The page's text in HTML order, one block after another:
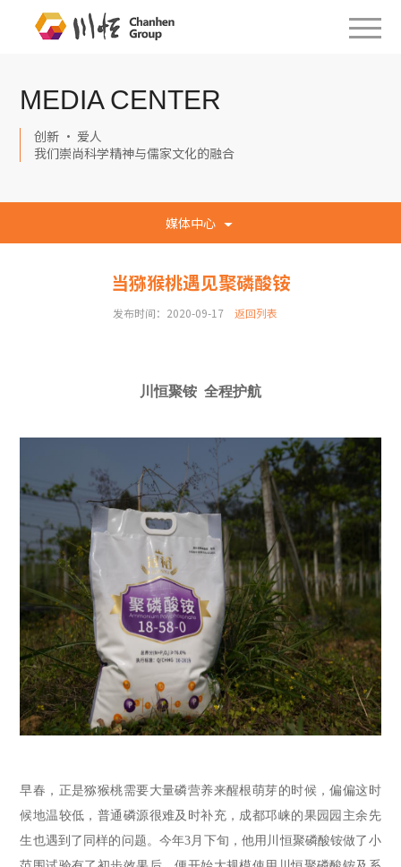
MEDIA CENTER
创新 · 爱人
我们崇尚科学精神与儒家文化的融合
媒体中心
当猕猴桃遇见聚磷酸铵
发布时间：2020-09-17 返回列表
川恒聚铵 全程护航
早春，正是猕猴桃需要大量磷营养来醒根萌芽的时候 ，偏偏这时
候地温较低，普通磷源很难及时补充 ， 成都邛崃的果园园主余 先
生也遇到了同样的问题。今年3月下旬，他用川恒聚磷酸铵做了小